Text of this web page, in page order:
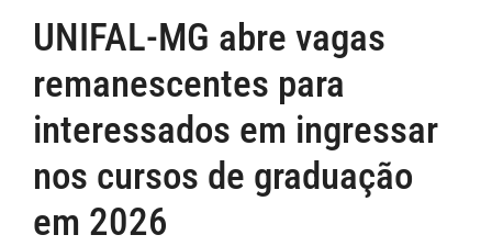
UNIFAL-MG abre vagas
remanescentes para
interessados em ingressar
nos cursos de graduação
em 2026